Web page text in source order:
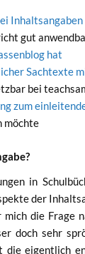
gut
hat
Sach­tex­te
bei
zum
möchte
in
der
die Fra­ge
doch sehr
die eigent­lich